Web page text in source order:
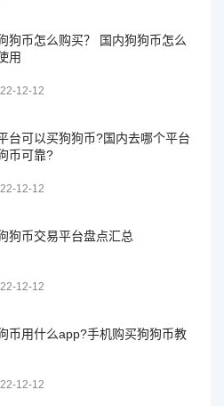
狗币怎么购买？ 国内狗狗币怎么
用
12-12
台可以买狗狗币?国内去哪个平台
币可靠?
12-12
狗币交易平台盘点汇总
12-12
币用什么app?手机购买狗狗币教
12-12